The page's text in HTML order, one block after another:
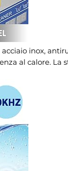
inox,
al calore. La